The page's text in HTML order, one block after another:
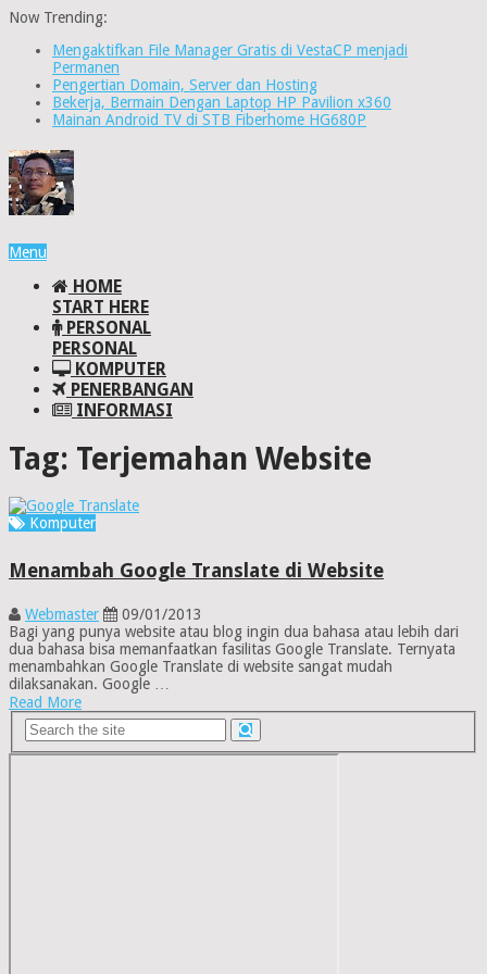
Now Trending:
Mengaktifkan File Manager Gratis di VestaCP menjadi
Permanen
Pengertian Domain, Server dan Hosting
Bekerja, Bermain Dengan Laptop HP Pavilion x360
Mainan Android TV di STB Fiberhome HG680P
Menu
HOME
START HERE
PERSONAL
PERSONAL
KOMPUTER
PENERBANGAN
INFORMASI
Tag: Terjemahan Website
Komputer
Menambah Google Translate di Website
Webmaster
09/01/2013
Bagi yang punya website atau blog ingin dua bahasa atau lebih dari
dua bahasa bisa memanfaatkan fasilitas Google Translate. Ternyata
menambahkan Google Translate di website sangat mudah
dilaksanakan. Google …
Read More